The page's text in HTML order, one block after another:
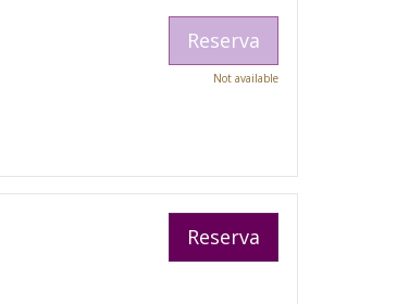
Reserva
Not available
Reserva